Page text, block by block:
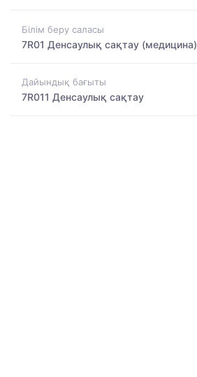
Білім беру саласы
7R01 Денсаулық сақтау (медицина)
Дайындық бағыты
7R011 Денсаулық сақтау